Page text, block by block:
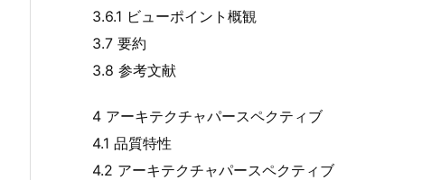
3.6.1 ビューポイント概観
3.7 要約
3.8 参考文献
4 アーキテクチャパースペクティブ
4.1 品質特性
4.2 アーキテクチャパースペクティブ